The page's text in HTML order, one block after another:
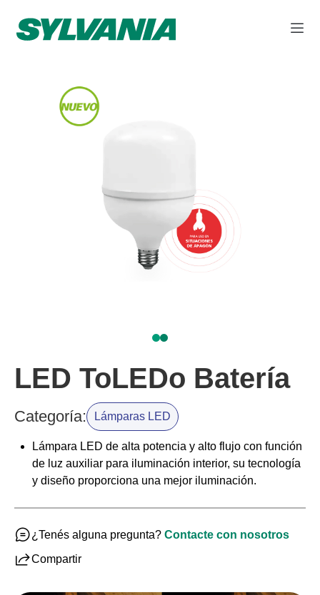
LED ToLEDo Batería
Categoría: Lámparas LED
Lámpara LED de alta potencia y alto flujo con función
de luz auxiliar para iluminación interior, su tecnología
y diseño proporciona una mejor iluminación.
¿Tenés alguna pregunta? Contacte con nosotros
Compartir